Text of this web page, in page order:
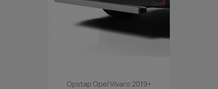
Opstap Opel Vivaro 2019+